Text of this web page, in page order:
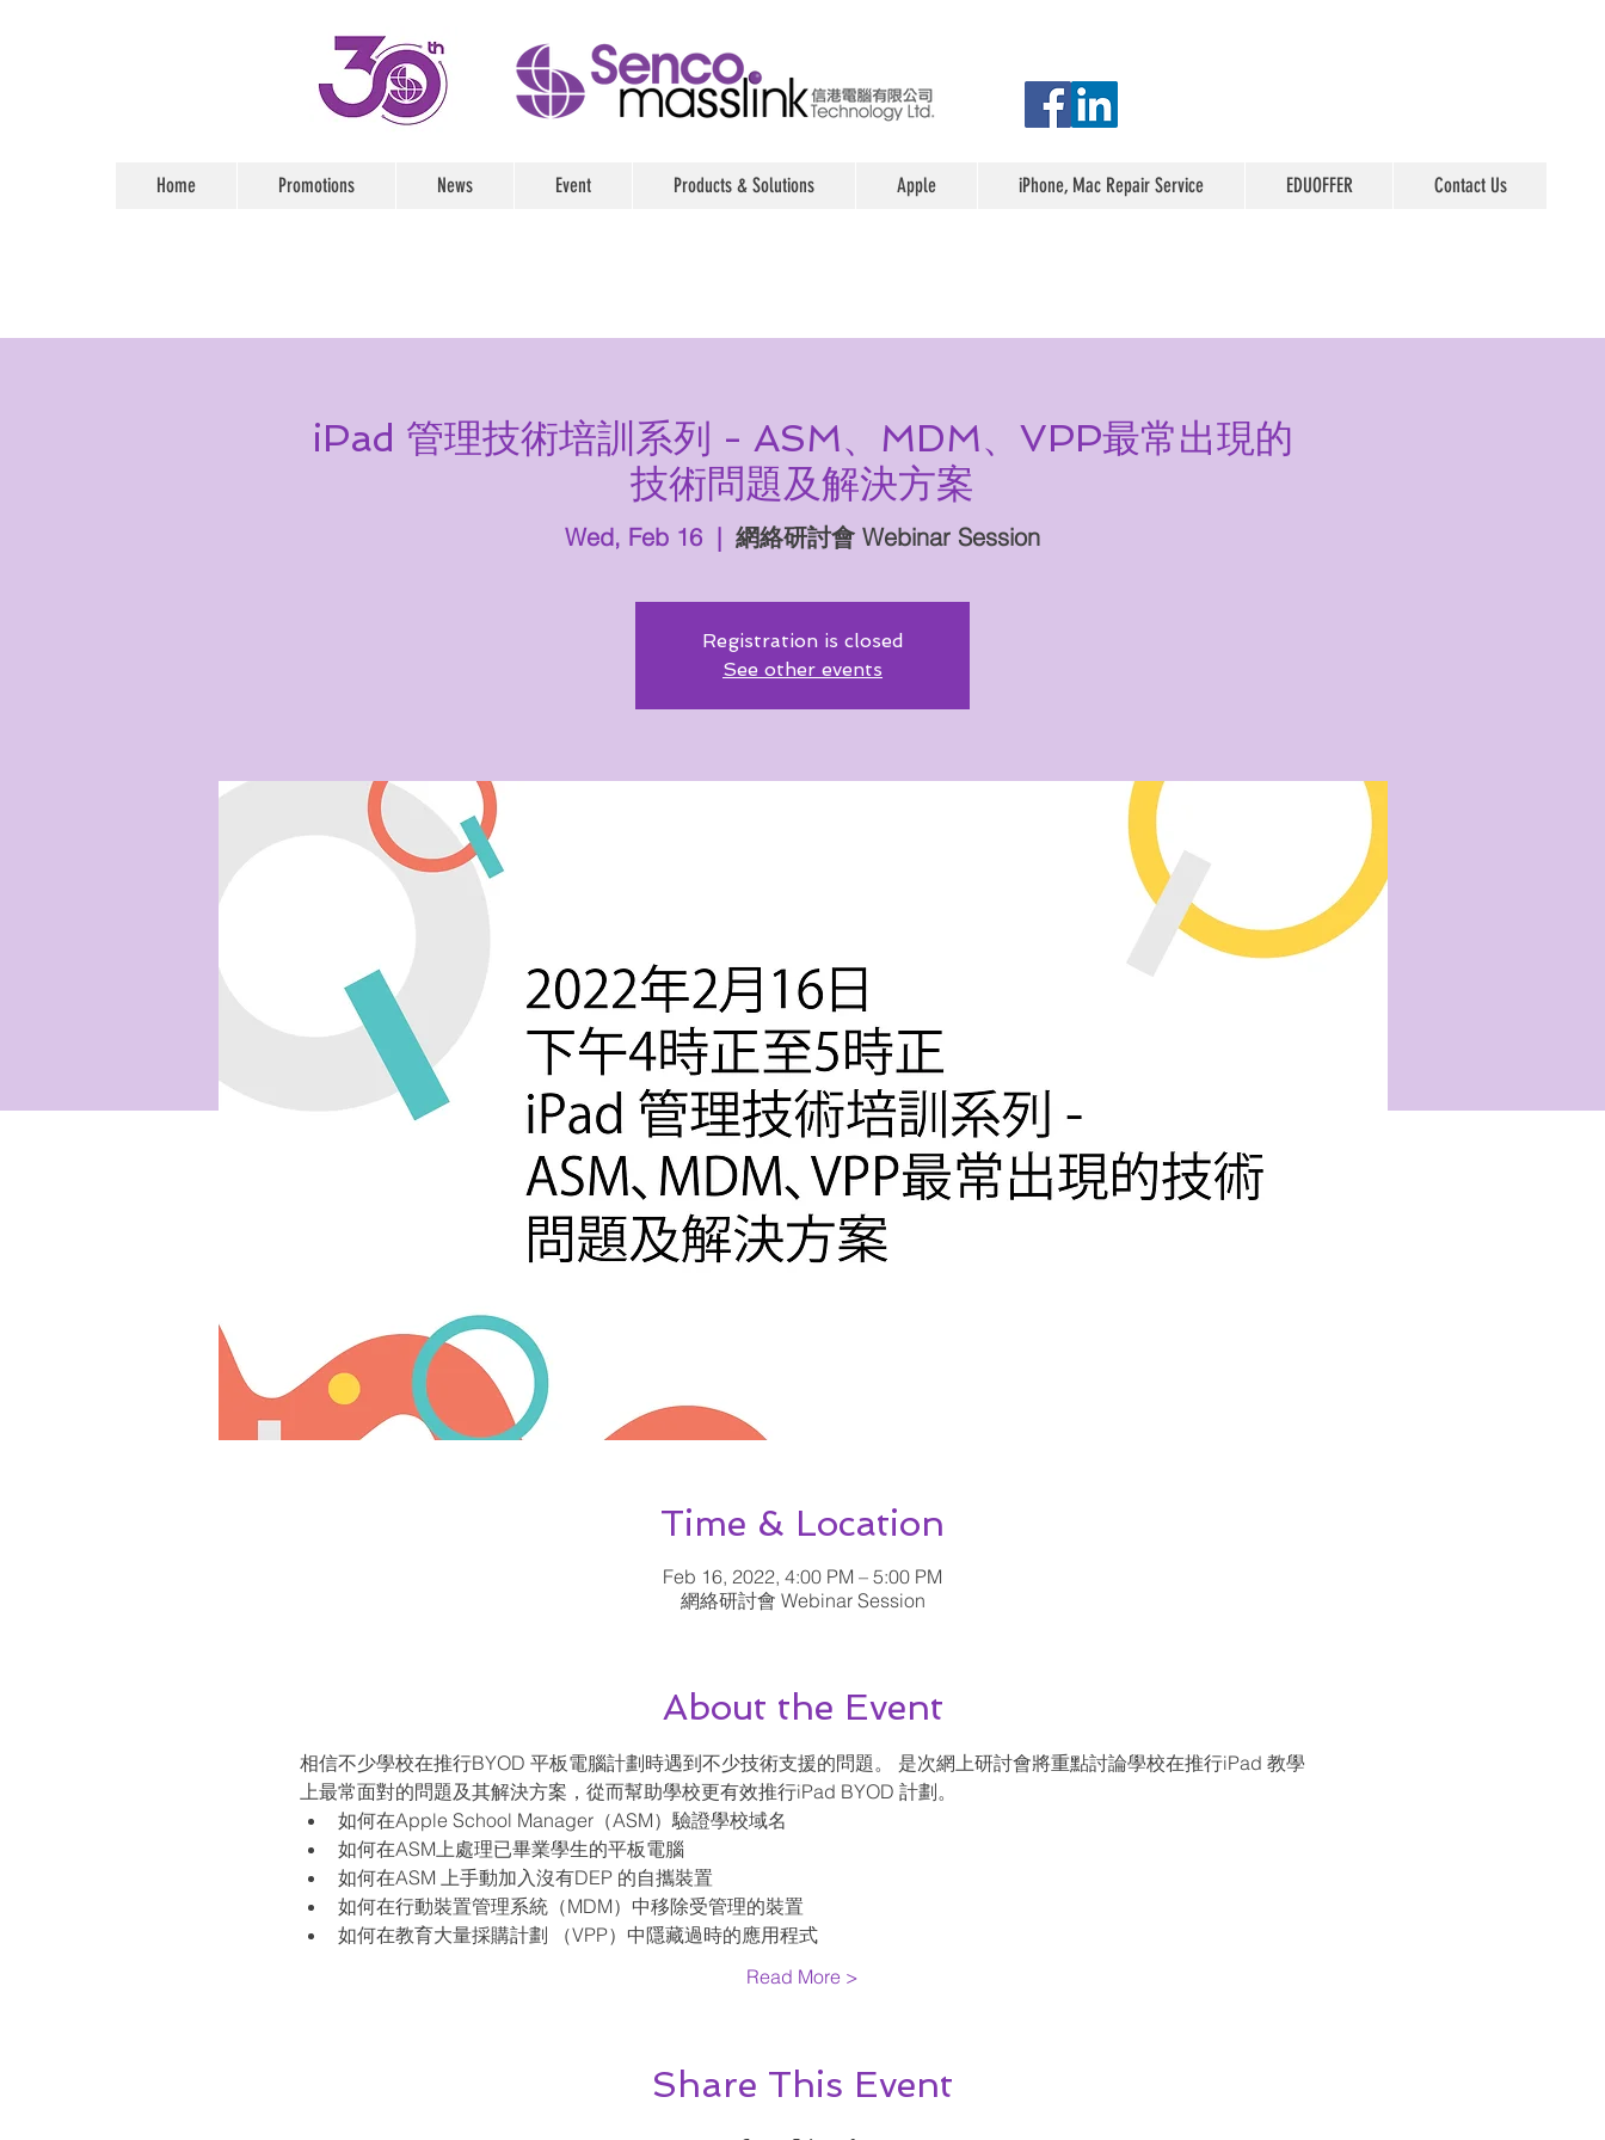
Home Promotions News Event Products & Solutions Apple iPhone, Mac Repair Service EDUOFFER Contact Us
iPad 管理技術培訓系列 - ASM、MDM、VPP最常出現的
技術問題及解決方案
Wed, Feb 16
  |
網絡研討會 Webinar Session
Registration is closed
See other events
Time & Location
Feb 16, 2022, 4:00 PM – 5:00 PM
網絡研討會 Webinar Session
About the Event
相信不少學校在推行BYOD 平板電腦計劃時遇到不少技術支援的問題。 是次網上研討會將重點討論學校在推行iPad 教學
上最常面對的問題及其解決方案，從而幫助學校更有效推行iPad BYOD 計劃。
如何在Apple School Manager（ASM）驗證學校域名
如何在ASM上處理已畢業學生的平板電腦
如何在ASM 上手動加入沒有DEP 的自攜裝置
如何在行動裝置管理系統（MDM）中移除受管理的裝置
如何在教育大量採購計劃 （VPP）中隱藏過時的應用程式
Read More >
Share This Event